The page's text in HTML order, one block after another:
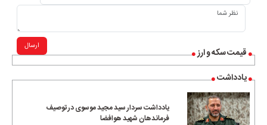
قیمت سکه و ارز
یادداشت
یادداشت سردار سید مجید موسوی در توصیف
فرماندهان شهید هوافضا
ارسال